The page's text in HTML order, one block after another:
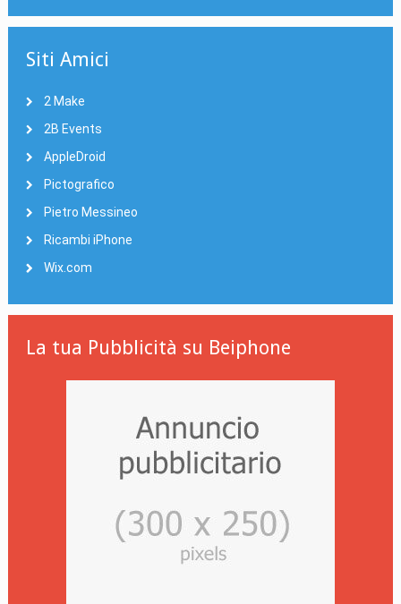
Siti Amici
2 Make
2B Events
AppleDroid
Pictografico
Pietro Messineo
Ricambi iPhone
Wix.com
La tua Pubblicità su Beiphone